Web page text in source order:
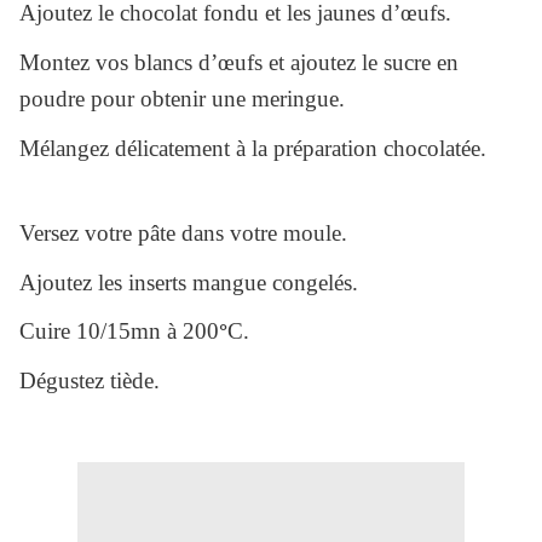
Ajoutez le chocolat fondu et les jaunes d’œufs.
Montez vos blancs d’œufs et ajoutez le sucre en
poudre pour obtenir une meringue.
Mélangez délicatement à la préparation chocolatée.
Versez votre pâte dans votre moule.
Ajoutez les inserts mangue congelés.
Cuire 10/15mn à 200°C.
Dégustez tiède.